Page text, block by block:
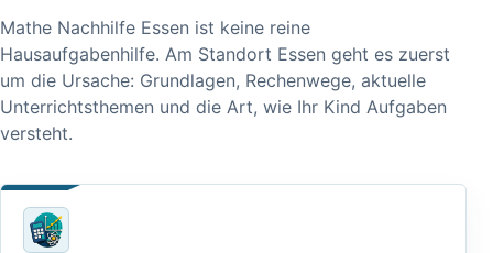
Mathe Nachhilfe Essen ist keine reine
Hausaufgabenhilfe. Am Standort Essen geht es zuerst
um die Ursache: Grundlagen, Rechenwege, aktuelle
Unterrichtsthemen und die Art, wie Ihr Kind Aufgaben
versteht.